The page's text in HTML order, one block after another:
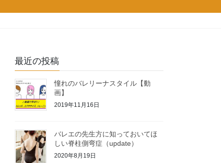
最近の投稿
憧れのバレリーナスタイル【動
画】
2019年11月16日
バレエの先生方に知っておいてほ
しい脊柱側弯症（update）
2020年8月19日